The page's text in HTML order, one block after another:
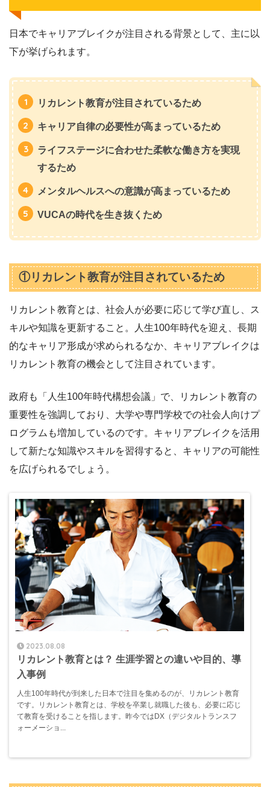
日本でキャリアブレイクが注目される背景として、主に以
下が挙げられます。
リカレント教育が注目されているため
キャリア自律の必要性が高まっているため
ライフステージに合わせた柔軟な働き方を実現
するため
メンタルヘルスへの意識が高まっているため
VUCAの時代を生き抜くため
①リカレント教育が注目されているため
リカレント教育とは、社会人が必要に応じて学び直し、ス
キルや知識を更新すること。人生100年時代を迎え、長期
的なキャリア形成が求められるなか、キャリアブレイクは
リカレント教育の機会として注目されています。
政府も「人生100年時代構想会議」で、リカレント教育の
重要性を強調しており、大学や専門学校での社会人向けプ
ログラムも増加しているのです。キャリアブレイクを活用
して新たな知識やスキルを習得すると、キャリアの可能性
を広げられるでしょう。
2023.08.08
リカレント教育とは？ 生涯学習との違いや目的、導
入事例
人生100年時代が到来した日本で注目を集めるのが、リカレント教育
です。リカレント教育とは、学校を卒業し就職した後も、必要に応じ
て教育を受けることを指します。昨今ではDX（デジタルトランスフ
ォーメーショ...